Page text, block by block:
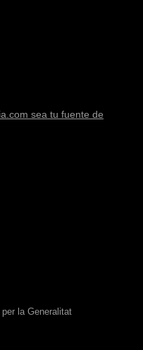
sea tu fuente de
la Generalitat